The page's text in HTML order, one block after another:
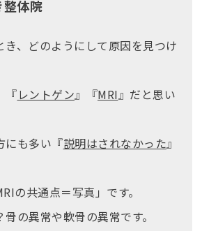
体院
き、どのようにして原因を見つけ
『レントゲン』『MRI 』だと思い
にも多い『説明はされなかった』
の共通点＝写真」です。
の異常や軟骨の異常です。